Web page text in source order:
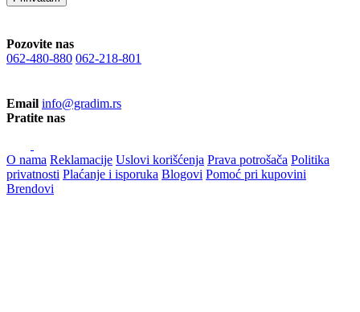
Pozovite nas
062-480-880 062-218-801
Email info@gradim.rs
Pratite nas
O nama Reklamacije Uslovi korišćenja Prava potrošača Politika
privatnosti Plaćanje i isporuka Blogovi Pomoć pri kupovini
Brendovi